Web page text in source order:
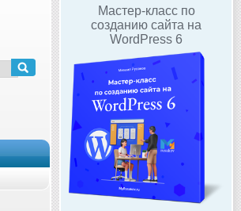
Мастер-класс по
созданию сайта на
WordPress 6